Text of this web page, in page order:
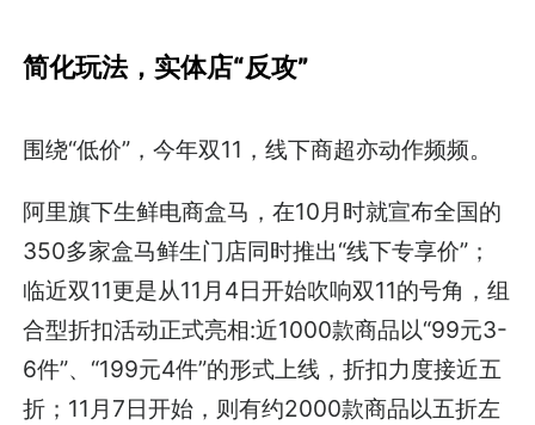
简化玩法，实体店“反攻”
围绕“低价”，今年双11，线下商超亦动作频频。
阿里旗下生鲜电商盒马，在10月时就宣布全国的
350多家盒马鲜生门店同时推出“线下专享价”；
临近双11更是从11月4日开始吹响双11的号角，组
合型折扣活动正式亮相:近1000款商品以“99元3-
6件”、“199元4件”的形式上线，折扣力度接近五
折；11月7日开始，则有约2000款商品以五折左